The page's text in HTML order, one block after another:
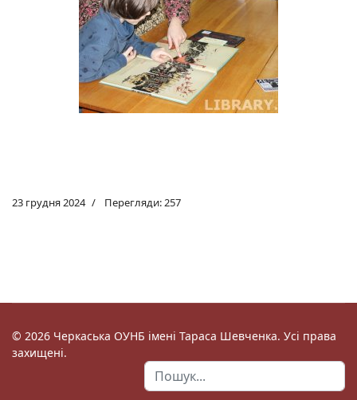
23 грудня 2024 Перегляди: 257
© 2026 Черкаська ОУНБ імені Тараса Шевченка. Усі права
захищені.
Пошук